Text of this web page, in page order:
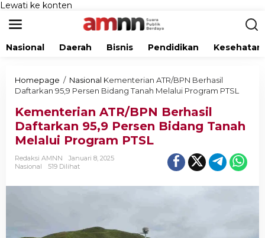
Lewati ke konten
Nasional Daerah Bisnis Pendidikan Kesehatan
Homepage / Nasional Kementerian ATR/BPN Berhasil
Daftarkan 95,9 Persen Bidang Tanah Melalui Program PTSL
Kementerian ATR/BPN Berhasil
Daftarkan 95,9 Persen Bidang Tanah
Melalui Program PTSL
Redaksi AMNN
Januari 8, 2025
Nasional
519 Dilihat